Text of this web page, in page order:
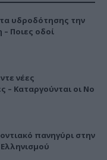
υδροδότησης την
– Ποιες οδοί
νέες
– Καταργούνται οι Νο
πανηγύρι στην